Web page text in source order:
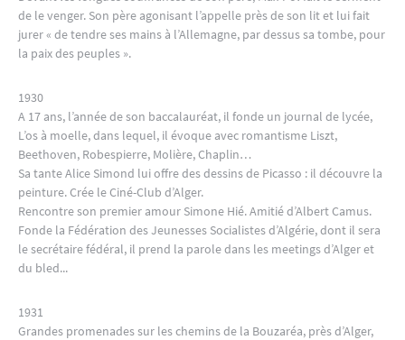
de le venger. Son père agonisant l’appelle près de son lit et lui fait
jurer « de tendre ses mains à l’Allemagne, par dessus sa tombe, pour
la paix des peuples ».
1930
A 17 ans, l’année de son baccalauréat, il fonde un journal de lycée,
L’os à moelle, dans lequel, il évoque avec romantisme Liszt,
Beethoven, Robespierre, Molière, Chaplin…
Sa tante Alice Simond lui offre des dessins de Picasso : il découvre la
peinture. Crée le Ciné-Club d’Alger.
Rencontre son premier amour Simone Hié. Amitié d’Albert Camus.
Fonde la Fédération des Jeunesses Socialistes d’Algérie, dont il sera
le secrétaire fédéral, il prend la parole dans les meetings d’Alger et
du bled...
1931
Grandes promenades sur les chemins de la Bouzaréa, près d’Alger,